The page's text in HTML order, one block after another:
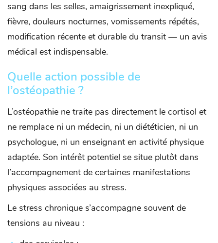
sang dans les selles, amaigrissement inexpliqué,
fièvre, douleurs nocturnes, vomissements répétés,
modification récente et durable du transit — un avis
médical est indispensable.
Quelle action possible de
l’ostéopathie ?
L’ostéopathie ne traite pas directement le cortisol et
ne remplace ni un médecin, ni un diététicien, ni un
psychologue, ni un enseignant en activité physique
adaptée. Son intérêt potentiel se situe plutôt dans
l’accompagnement de certaines manifestations
physiques associées au stress.
Le stress chronique s’accompagne souvent de
tensions au niveau :